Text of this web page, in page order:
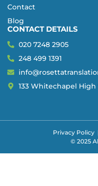
Contact
Blog
CONTACT DETAILS
020 7248 2905
248 499 1391
133 Whitechapel High
Privacy Policy
© 2025